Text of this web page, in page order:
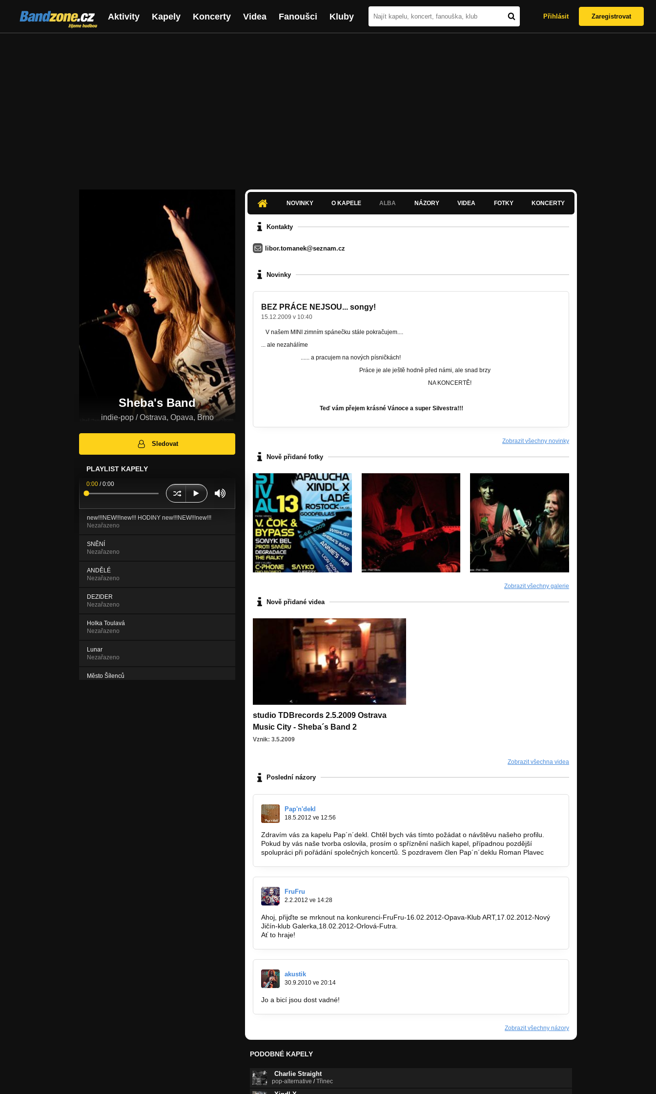
Bandzone.cz
žijeme hudbou
Aktivity Kapely Koncerty Videa Fanoušci Kluby Přihlásit Zaregistrovat
Sheba's Band
indie-pop / Ostrava, Opava, Brno
Sledovat
PLAYLIST KAPELY
0:00 /0:00
new!!!NEW!!!new!!! HODINY new!!!NEW!!!new!!!
Nezařazeno
SNĚNÍ
Nezařazeno
ANDĚLÉ
Nezařazeno
DEZIDER
Nezařazeno
Holka Toulavá
Nezařazeno
Lunar
Nezařazeno
Město Šílenců
NOVINKY O KAPELE ALBA NÁZORY VIDEA FOTKY KONCERTY
Kontakty
libor.tomanek@seznam.cz
Novinky
BEZ PRÁCE NEJSOU... songy!
15.12.2009 v 10:40
V našem MINI zimním spánečku stále pokračujem....
... ale nezahálíme
...... a pracujem na nových písničkách!
Práce je ale ještě hodně před námi, ale snad brzy
NA KONCERTĚ!
Teď vám přejem krásné Vánoce a super Silvestra!!!
Zobrazit všechny novinky
Nově přidané fotky
Zobrazit všechny galerie
Nově přidané videa
studio TDBrecords 2.5.2009 Ostrava
Music City - Sheba´s Band 2
Vznik: 3.5.2009
Zobrazit všechna videa
Poslední názory
Pap'n'dekl
18.5.2012 ve 12:56
Zdravím vás za kapelu Pap´n´dekl. Chtěl bych vás tímto požádat o návštěvu našeho profilu.
Pokud by vás naše tvorba oslovila, prosím o spříznění našich kapel, případnou pozdější
spolupráci při pořádání společných koncertů. S pozdravem člen Pap´n´deklu Roman Plavec
FruFru
2.2.2012 ve 14:28
Ahoj, přijďte se mrknout na konkurenci-FruFru-16.02.2012-Opava-Klub ART,17.02.2012-Nový
Jičín-klub Galerka,18.02.2012-Orlová-Futra.
Ať to hraje!
akustik
30.9.2010 ve 20:14
Jo a bicí jsou dost vadné!
Zobrazit všechny názory
PODOBNÉ KAPELY
Charlie Straight
pop-alternative /Třinec